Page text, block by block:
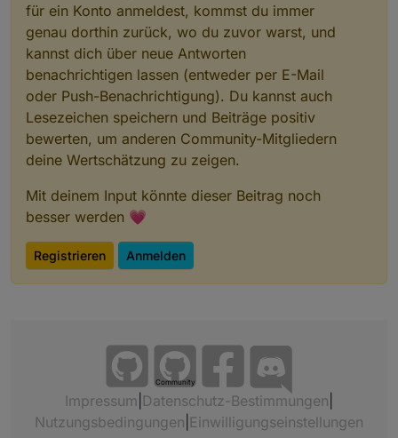
für ein Konto anmeldest, kommst du immer
genau dorthin zurück, wo du zuvor warst, und
kannst dich über neue Antworten
benachrichtigen lassen (entweder per E-Mail
oder Push-Benachrichtigung). Du kannst auch
Lesezeichen speichern und Beiträge positiv
bewerten, um anderen Community-Mitgliedern
deine Wertschätzung zu zeigen.
Mit deinem Input könnte dieser Beitrag noch
besser werden 💗
Registrieren Anmelden
Community
Impressum Datenschutz-Bestimmungen
Nutzungsbedingungen Einwilligungseinstellungen